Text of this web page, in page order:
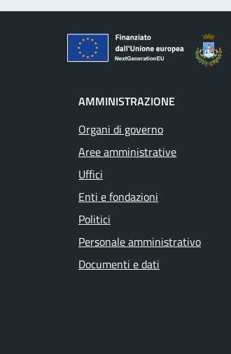
AMMINISTRAZIONE
Organi di governo
Aree amministrative
Uffici
Enti e fondazioni
Politici
Personale amministrativo
Documenti e dati